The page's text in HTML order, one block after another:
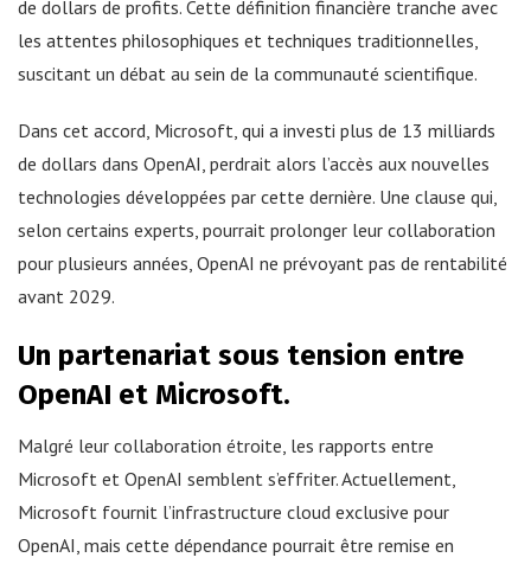
de dollars de profits. Cette définition financière tranche avec
les attentes philosophiques et techniques traditionnelles,
suscitant un débat au sein de la communauté scientifique.
Dans cet accord, Microsoft, qui a investi plus de 13 milliards
de dollars dans OpenAI, perdrait alors l’accès aux nouvelles
technologies développées par cette dernière. Une clause qui,
selon certains experts, pourrait prolonger leur collaboration
pour plusieurs années, OpenAI ne prévoyant pas de rentabilité
avant 2029.
Un partenariat sous tension entre
OpenAI et Microsoft.
Malgré leur collaboration étroite, les rapports entre
Microsoft et OpenAI semblent s’effriter. Actuellement,
Microsoft fournit l’infrastructure cloud exclusive pour
OpenAI, mais cette dépendance pourrait être remise en